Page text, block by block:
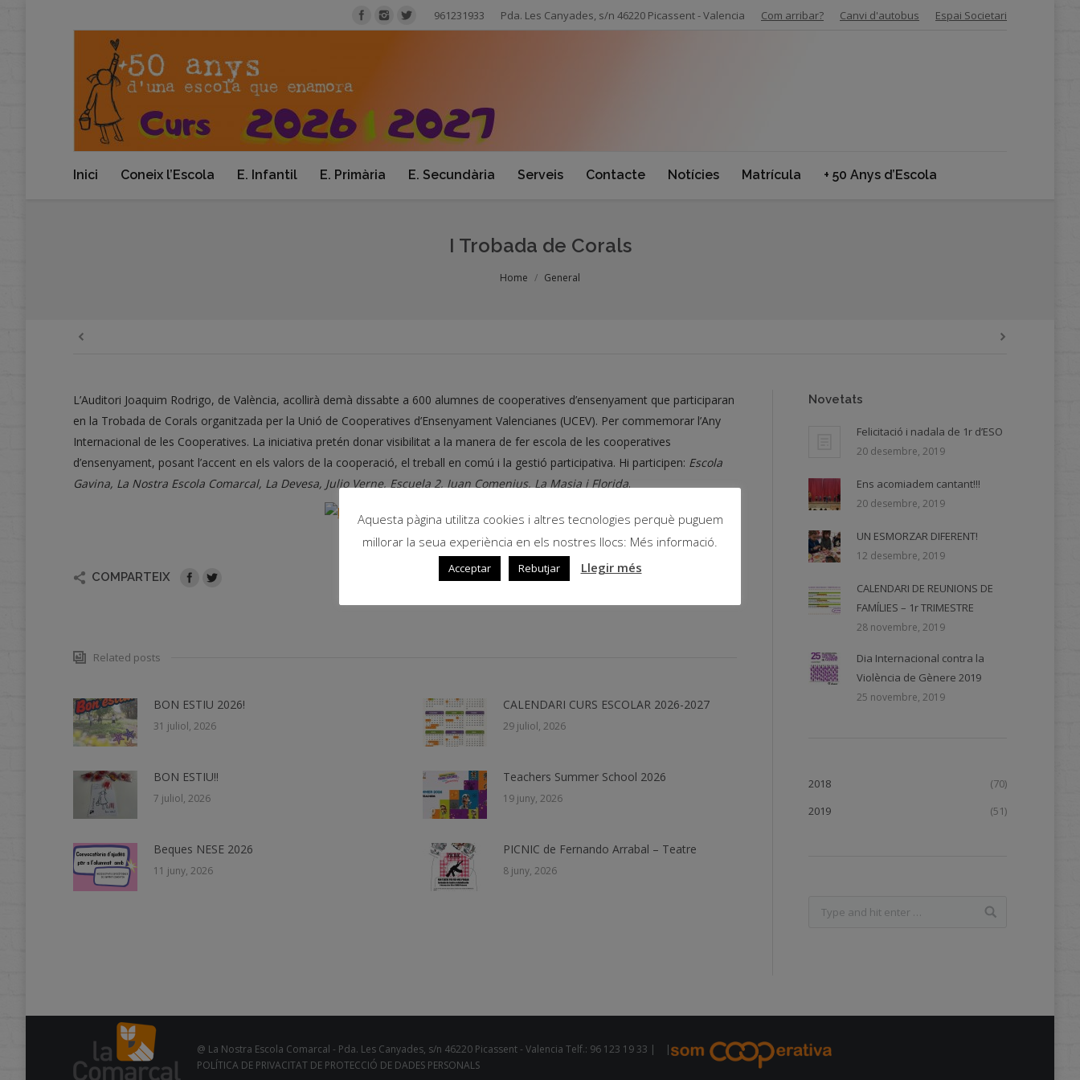
961231933 Pda. Les Canyades, s/n 46220 Picassent - Valencia Com arribar? Canvi d'autobus Espai Societari
Inici Coneix l’Escola E. Infantil E. Primària E. Secundària Serveis Contacte Notícies Matrícula + 50 Anys d’Escola
I Trobada de Corals
Home General
L’Auditori Joaquim Rodrigo, de València, acollirà demà dissabte a 600 alumnes de cooperatives d’ensenyament que participaran
en la Trobada de Corals organitzada per la Unió de Cooperatives d’Ensenyament Valencianes (UCEV). Per commemorar l’Any
Internacional de les Cooperatives. La iniciativa pretén donar visibilitat a la manera de fer escola de les cooperatives
d’ensenyament, posant l’accent en els valors de la cooperació, el treball en comú i la gestió participativa. Hi participen: Escola
Gavina, La Nostra Escola Comarcal, La Devesa, Julio Verne, Escuela 2, Juan Comenius, La Masia i Florida.
COMPARTEIX
Related posts
BON ESTIU 2026!
31 juliol, 2026
CALENDARI CURS ESCOLAR 2026-2027
29 juliol, 2026
BON ESTIU!!
7 juliol, 2026
Teachers Summer School 2026
19 juny, 2026
Beques NESE 2026
11 juny, 2026
PICNIC de Fernando Arrabal – Teatre
8 juny, 2026
Novetats
Felicitació i nadala de 1r d’ESO
20 desembre, 2019
Ens acomiadem cantant!!!
20 desembre, 2019
UN ESMORZAR DIFERENT!
12 desembre, 2019
CALENDARI DE REUNIONS DE
FAMÍLIES – 1r TRIMESTRE
28 novembre, 2019
Dia Internacional contra la
Violència de Gènere 2019
25 novembre, 2019
2018
(70)
2019
(51)
@ La Nostra Escola Comarcal - Pda. Les Canyades, s/n 46220 Picassent - Valencia Telf.: 96 123 19 33 |
|
POLÍTICA DE PRIVACITAT DE PROTECCIÓ DE DADES PERSONALS
Aquesta pàgina utilitza cookies i altres tecnologies perquè puguem
millorar la seua experiència en els nostres llocs: Més informació.
Acceptar Rebutjar Llegir més